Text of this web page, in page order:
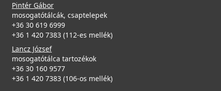
Részletek
Elleci ATH043WD Vágódeszka HPL - Fekete
ATH043BK
31 990 Ft
Részletek
Pintér Gábor
mosogatótálcák, csaptelepek
+36 30 619 6999
+36 1 420 7383 (112-es mellék)
Lancz József
mosogatótálca tartozékok
+36 30 160 9577
+36 1 420 7383 (106-os mellék)